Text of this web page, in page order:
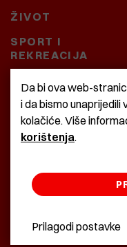
ŽIVOT
SPORT I
REKREACIJA
CRNA KRONIKA
BAŠTARDINI I
KRASNA ZEMLJA
Da bi ova web-
i da bismo unaprijedili
kolačiće. Više
korištenja.
Prilagodi postavke